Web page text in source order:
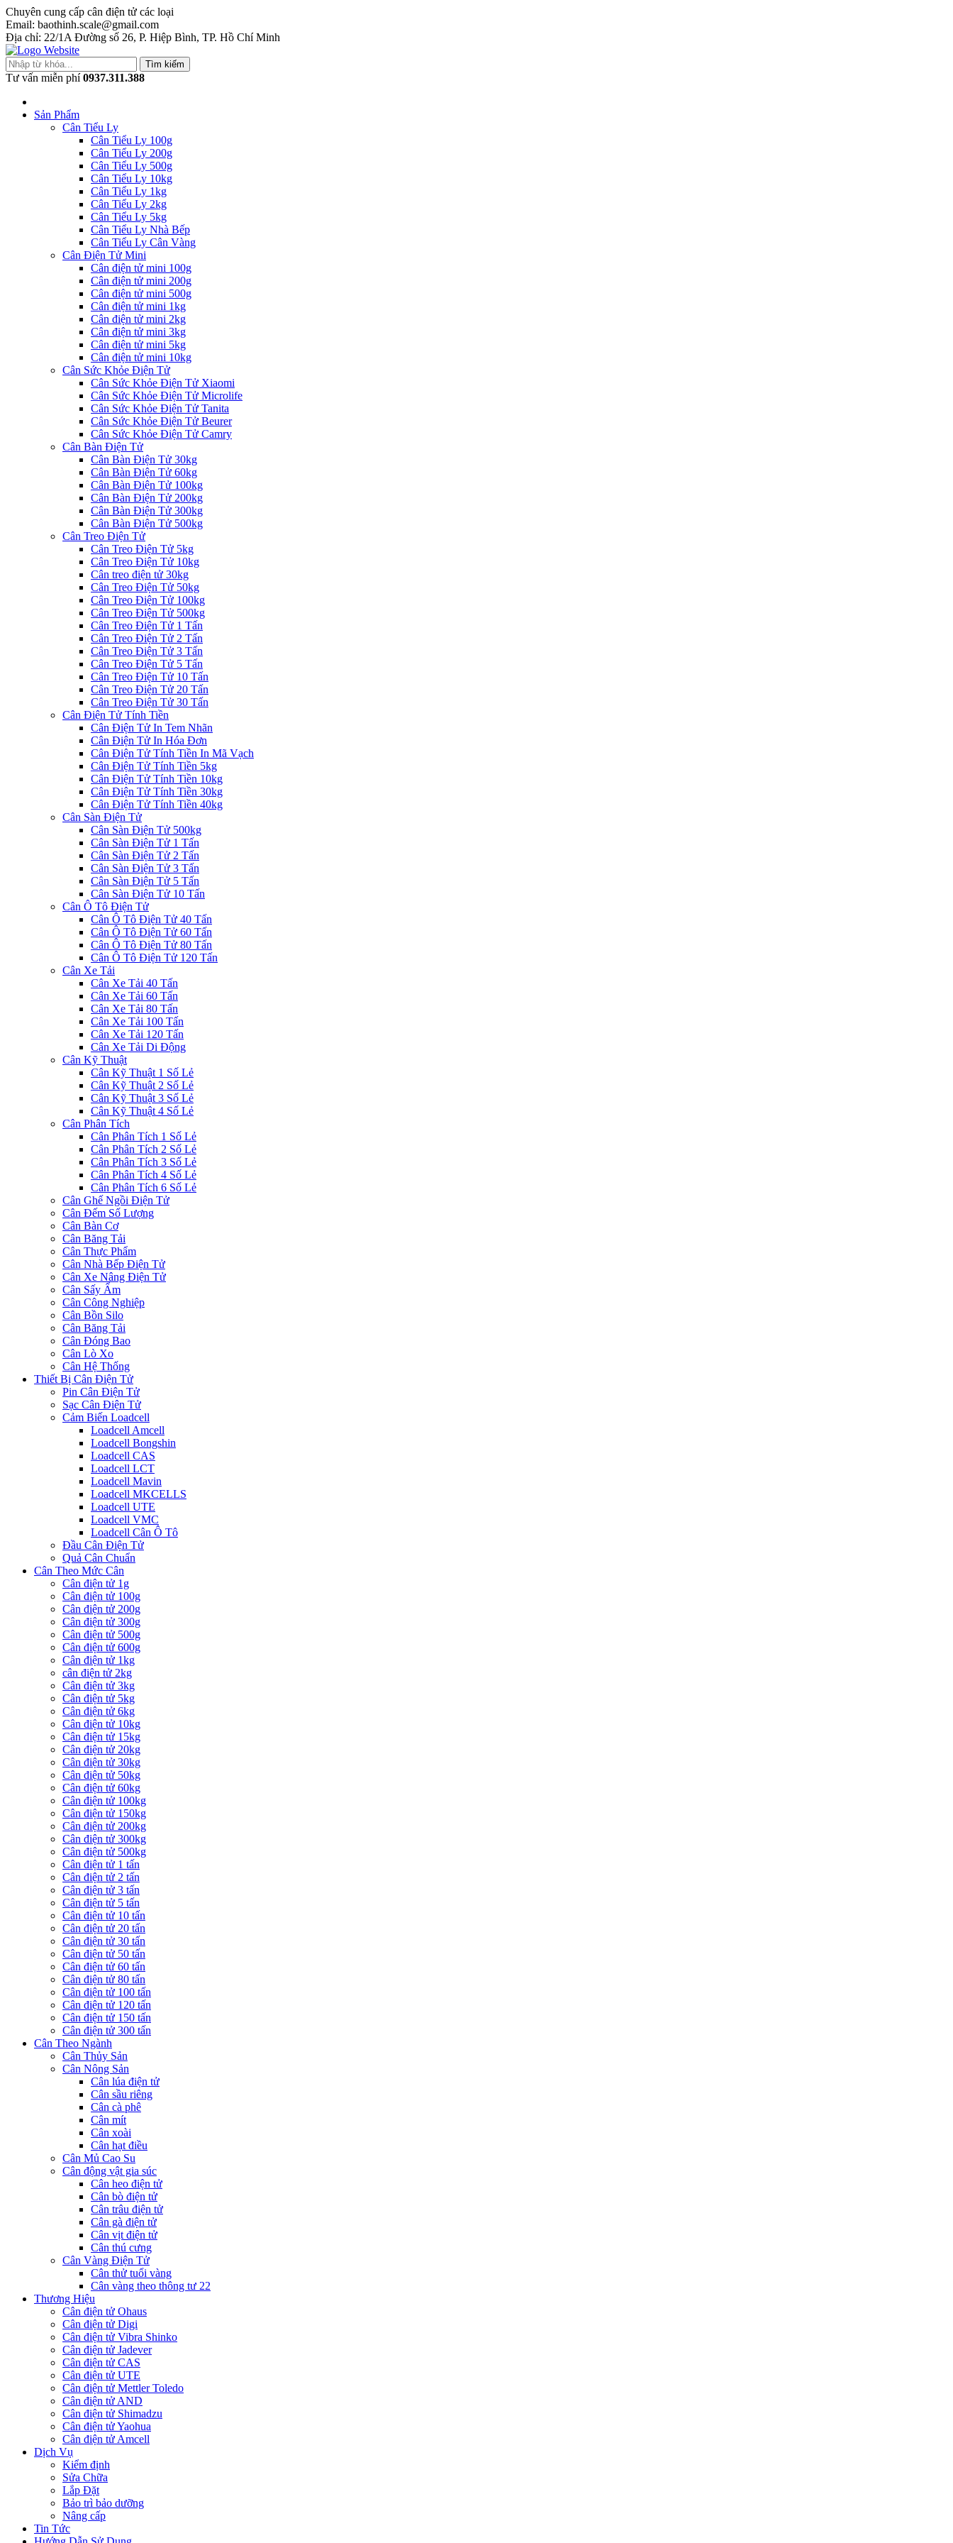
Chuyên cung cấp cân điện tử các loại
Email: baothinh.scale@gmail.com
Địa chỉ: 22/1A Đường số 26, P. Hiệp Bình, TP. Hồ Chí Minh
Tìm kiếm
Tư vấn miễn phí 0937.311.388
Sản Phẩm
Cân Tiểu Ly
Cân Tiểu Ly 100g
Cân Tiểu Ly 200g
Cân Tiểu Ly 500g
Cân Tiểu Ly 10kg
Cân Tiểu Ly 1kg
Cân Tiểu Ly 2kg
Cân Tiểu Ly 5kg
Cân Tiểu Ly Nhà Bếp
Cân Tiểu Ly Cân Vàng
Cân Điện Tử Mini
Cân điện tử mini 100g
Cân điện tử mini 200g
Cân điện tử mini 500g
Cân điện tử mini 1kg
Cân điện tử mini 2kg
Cân điện tử mini 3kg
Cân điện tử mini 5kg
Cân điện tử mini 10kg
Cân Sức Khỏe Điện Tử
Cân Sức Khỏe Điện Tử Xiaomi
Cân Sức Khỏe Điện Tử Microlife
Cân Sức Khỏe Điện Tử Tanita
Cân Sức Khỏe Điện Tử Beurer
Cân Sức Khỏe Điện Tử Camry
Cân Bàn Điện Tử
Cân Bàn Điện Tử 30kg
Cân Bàn Điện Tử 60kg
Cân Bàn Điện Tử 100kg
Cân Bàn Điện Tử 200kg
Cân Bàn Điện Tử 300kg
Cân Bàn Điện Tử 500kg
Cân Treo Điện Tử
Cân Treo Điện Tử 5kg
Cân Treo Điện Tử 10kg
Cân treo điện tử 30kg
Cân Treo Điện Tử 50kg
Cân Treo Điện Tử 100kg
Cân Treo Điện Tử 500kg
Cân Treo Điện Tử 1 Tấn
Cân Treo Điện Tử 2 Tấn
Cân Treo Điện Tử 3 Tấn
Cân Treo Điện Tử 5 Tấn
Cân Treo Điện Tử 10 Tấn
Cân Treo Điện Tử 20 Tấn
Cân Treo Điện Tử 30 Tấn
Cân Điện Tử Tính Tiền
Cân Điện Tử In Tem Nhãn
Cân Điện Tử In Hóa Đơn
Cân Điện Tử Tính Tiền In Mã Vạch
Cân Điện Tử Tính Tiền 5kg
Cân Điện Tử Tính Tiền 10kg
Cân Điện Tử Tính Tiền 30kg
Cân Điện Tử Tính Tiền 40kg
Cân Sàn Điện Tử
Cân Sàn Điện Tử 500kg
Cân Sàn Điện Tử 1 Tấn
Cân Sàn Điện Tử 2 Tấn
Cân Sàn Điện Tử 3 Tấn
Cân Sàn Điện Tử 5 Tấn
Cân Sàn Điện Tử 10 Tấn
Cân Ô Tô Điện Tử
Cân Ô Tô Điện Tử 40 Tấn
Cân Ô Tô Điện Tử 60 Tấn
Cân Ô Tô Điện Tử 80 Tấn
Cân Ô Tô Điện Tử 120 Tấn
Cân Xe Tải
Cân Xe Tải 40 Tấn
Cân Xe Tải 60 Tấn
Cân Xe Tải 80 Tấn
Cân Xe Tải 100 Tấn
Cân Xe Tải 120 Tấn
Cân Xe Tải Di Động
Cân Kỹ Thuật
Cân Kỹ Thuật 1 Số Lẻ
Cân Kỹ Thuật 2 Số Lẻ
Cân Kỹ Thuật 3 Số Lẻ
Cân Kỹ Thuật 4 Số Lẻ
Cân Phân Tích
Cân Phân Tích 1 Số Lẻ
Cân Phân Tích 2 Số Lẻ
Cân Phân Tích 3 Số Lẻ
Cân Phân Tích 4 Số Lẻ
Cân Phân Tích 6 Số Lẻ
Cân Ghế Ngồi Điện Tử
Cân Đếm Số Lượng
Cân Bàn Cơ
Cân Băng Tải
Cân Thực Phẩm
Cân Nhà Bếp Điện Tử
Cân Xe Nâng Điện Tử
Cân Sấy Ẩm
Cân Công Nghiệp
Cân Bồn Silo
Cân Băng Tải
Cân Đóng Bao
Cân Lò Xo
Cân Hệ Thống
Thiết Bị Cân Điện Tử
Pin Cân Điện Tử
Sạc Cân Điện Tử
Cảm Biến Loadcell
Loadcell Amcell
Loadcell Bongshin
Loadcell CAS
Loadcell LCT
Loadcell Mavin
Loadcell MKCELLS
Loadcell UTE
Loadcell VMC
Loadcell Cân Ô Tô
Đầu Cân Điện Tử
Quả Cân Chuẩn
Cân Theo Mức Cân
Cân điện tử 1g
Cân điện tử 100g
Cân điện tử 200g
Cân điện tử 300g
Cân điện tử 500g
Cân điện tử 600g
Cân điện tử 1kg
cân điện tử 2kg
Cân điện tử 3kg
Cân điện tử 5kg
Cân điện tử 6kg
Cân điện tử 10kg
Cân điện tử 15kg
Cân điện tử 20kg
Cân điện tử 30kg
Cân điện tử 50kg
Cân điện tử 60kg
Cân điện tử 100kg
Cân điện tử 150kg
Cân điện tử 200kg
Cân điện tử 300kg
Cân điện tử 500kg
Cân điện tử 1 tấn
Cân điện tử 2 tấn
Cân điện tử 3 tấn
Cân điện tử 5 tấn
Cân điện tử 10 tấn
Cân điện tử 20 tấn
Cân điện tử 30 tấn
Cân điện tử 50 tấn
Cân điện tử 60 tấn
Cân điện tử 80 tấn
Cân điện tử 100 tấn
Cân điện tử 120 tấn
Cân điện tử 150 tấn
Cân điện tử 300 tấn
Cân Theo Ngành
Cân Thủy Sản
Cân Nông Sản
Cân lúa điện tử
Cân sầu riêng
Cân cà phê
Cân mít
Cân xoài
Cân hạt điều
Cân Mủ Cao Su
Cân động vật gia súc
Cân heo điện tử
Cân bò điện tử
Cân trâu điện tử
Cân gà điện tử
Cân vịt điện tử
Cân thú cưng
Cân Vàng Điện Tử
Cân thử tuổi vàng
Cân vàng theo thông tư 22
Thương Hiệu
Cân điện tử Ohaus
Cân điện tử Digi
Cân điện tử Vibra Shinko
Cân điện tử Jadever
Cân điện tử CAS
Cân điện tử UTE
Cân điện tử Mettler Toledo
Cân điện tử AND
Cân điện tử Shimadzu
Cân điện tử Yaohua
Cân điện tử Amcell
Dịch Vụ
Kiểm định
Sửa Chữa
Lắp Đặt
Bảo trì bảo dưỡng
Nâng cấp
Tin Tức